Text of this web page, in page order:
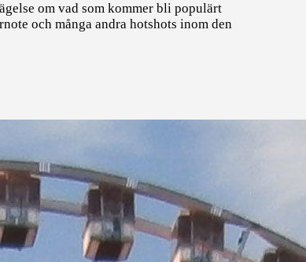
om vad som kommer bli populärt
och många andra hotshots inom den